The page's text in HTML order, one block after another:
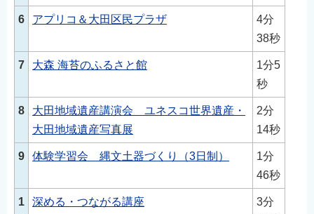
6 アプリコ＆大田区民プラザ
4分
38秒
7 大森 海苔のふるさと館
1分5
秒
8
大田地域遺産講演会 ユネスコ世界遺産・
大田地域遺産写真展
2分
14秒
9 体験学習会 縄文土器づくり（3日制）
1分
46秒
1
深める・つながる講座
3分